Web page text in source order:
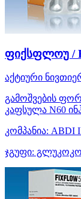
ფიქსფლოუ /
აქტიური
გამოშვების
კაფსულა N60
კომპანია: ABDI
ჯგუფი: